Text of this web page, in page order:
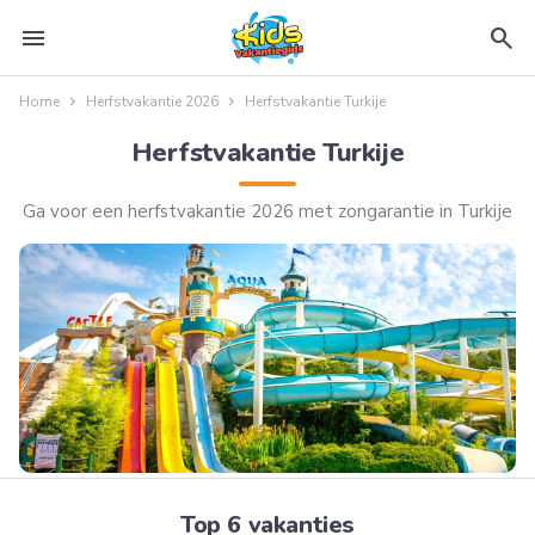
menu search
Home Herfstvakantie 2026 Herfstvakantie Turkije
Herfstvakantie Turkije
Ga voor een herfstvakantie 2026 met zongarantie in Turkije
Top 6 vakanties